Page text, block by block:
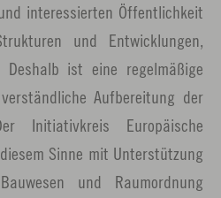
interessierten Öffentlichkeit
und Entwicklungen,
Deshalb ist eine regelmäßige
Aufbereitung der
Initiativkreis Europäische
Sinne mit Unterstützung
und Raumordnung